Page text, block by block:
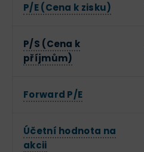
P/E (Cena k zisku)
P/S (Cena k
příjmům)
Forward P/E
Účetní hodnota na
akcii